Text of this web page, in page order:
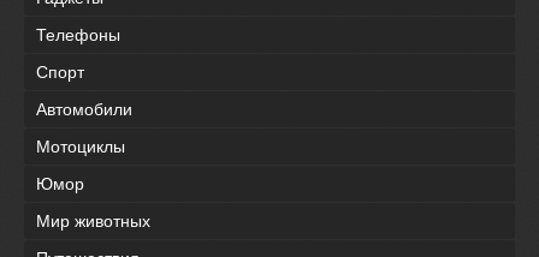
Телефоны
Спорт
Автомобили
Мотоциклы
Юмор
Мир животных